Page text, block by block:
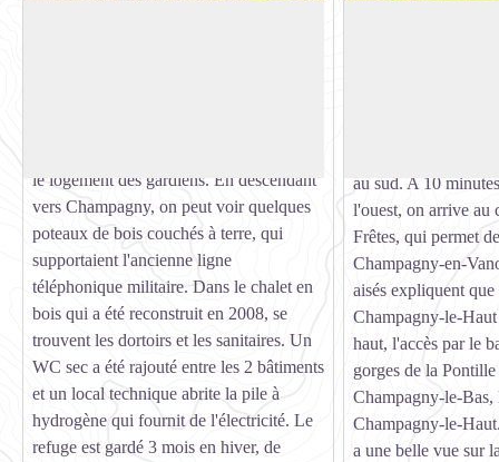
le logement des gardiens. En descendant
vers Champagny, on peut voir quelques
poteaux de bois couchés à terre, qui
supportaient l'ancienne ligne
téléphonique militaire. Dans le chalet en
bois qui a été reconstruit en 2008, se
trouvent les dortoirs et les sanitaires. Un
WC sec a été rajouté entre les 2 bâtiments
et un local technique abrite la pile à
hydrogène qui fournit de l'électricité. Le
refuge est gardé 3 mois en hiver, de
au sud. A 10
l'ouest, on arrive au
Frêtes, qui permet
Champagny-en-
aisés expliquent
Champagny-le-
haut, l'accès par le
gorges de la
Champagny-le-Bas,
Champagny-le-
a une belle vue sur